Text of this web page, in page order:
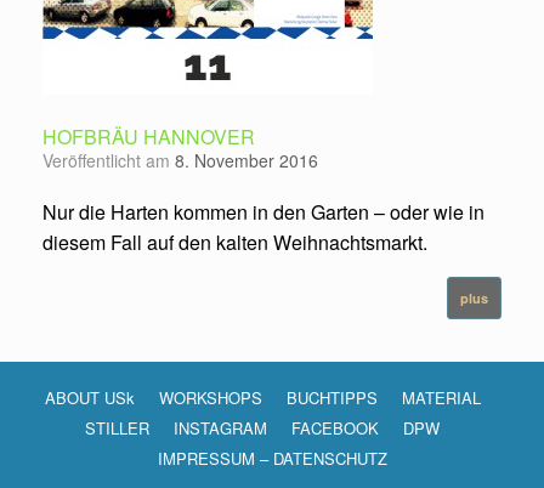
HOFBRÄU HANNOVER
Veröffentlicht am 8. November 2016
Nur die Harten kommen in den Garten – oder wie in
diesem Fall auf den kalten Weihnachtsmarkt.
plus
ABOUT USk WORKSHOPS BUCHTIPPS
MATERIAL
STILLER
INSTAGRAM FACEBOOK
DPW
IMPRESSUM – DATENSCHUTZ